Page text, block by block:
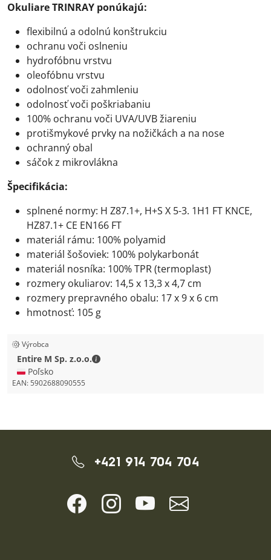
Okuliare TRINRAY ponúkajú:
flexibilnú a odolnú konštrukciu
ochranu voči oslneniu
hydrofóbnu vrstvu
oleofóbnu vrstvu
odolnosť voči zahmleniu
odolnosť voči poškriabaniu
100% ochranu voči UVA/UVB žiareniu
protišmykové prvky na nožičkách a na nose
ochranný obal
sáčok z mikrovlákna
Špecifikácia:
splnené normy: H Z87.1+, H+S X 5-3. 1H1 FT KNCE,
HZ87.1+ CE EN166 FT
materiál rámu: 100% polyamid
materiál šošoviek: 100% polykarbonát
materiál nosníka: 100% TPR (termoplast)
rozmery okuliarov: 14,5 x 13,3 x 4,7 cm
rozmery prepravného obalu: 17 x 9 x 6 cm
hmotnosť: 105 g
Výrobca
Entire M Sp. z.o.o.
Entire M Sp. z.o.o. - Kontaktné údaje
🇵🇱 Poľsko
EAN: 5902688090555
+421 914 704 704